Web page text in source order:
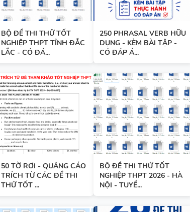
GIÁO ÁN THAM KHẢO - TIẾNG ANH
10 - GLOBAL SUCCESS - CÓ TÍCH
HỢP NĂNG LỰC SỐ - CẢ NĂM
13 THÌ TRONG TIẾNG ANH
TỪ VỰNG VÀ NGỮ PHÁP - TIẾNG
ANH 6 - HỌC KỲ 1 - FILE WORD +
BỘ ĐỀ THI THỬ TỐT
NGHIỆP THPT TỈNH ĐẮC
LẮC - CÓ ĐÁ...
250 PHRASAL VERB HỮU
DỤNG - KÈM BÀI TẬP -
CÓ ĐÁP Á...
50 TỜ RƠI - QUẢNG CÁO
TRÍCH TỪ CÁC ĐỀ THI
THỬ TỐT ...
BỘ ĐỀ THI THỬ TỐT
NGHIỆP THPT 2026 - HÀ
NỘI - TUYỂ...